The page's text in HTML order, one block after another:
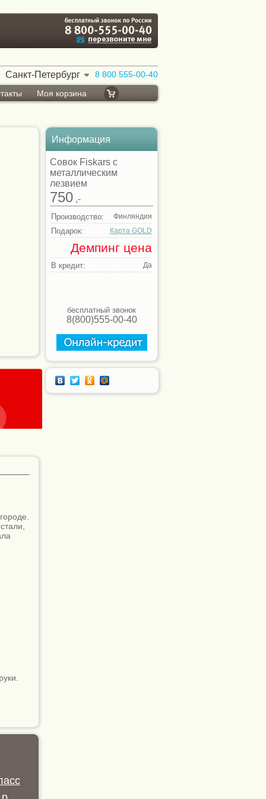
Санкт-Петербург
8 800 555-00-40
Моя корзина
Информация
Совок Fiskars с
металлическим
лезвием
750 ,-
Производство: Финляндия
Подарок: Карта GOLD
Демпинг цена
В кредит: Да
бесплатный звонок
8(800)555-00-40